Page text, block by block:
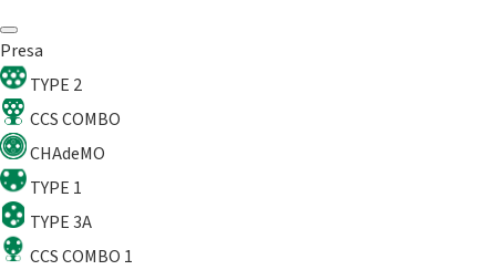
Presa
TYPE 2
CCS COMBO
CHAdeMO
TYPE 1
TYPE 3A
CCS COMBO 1